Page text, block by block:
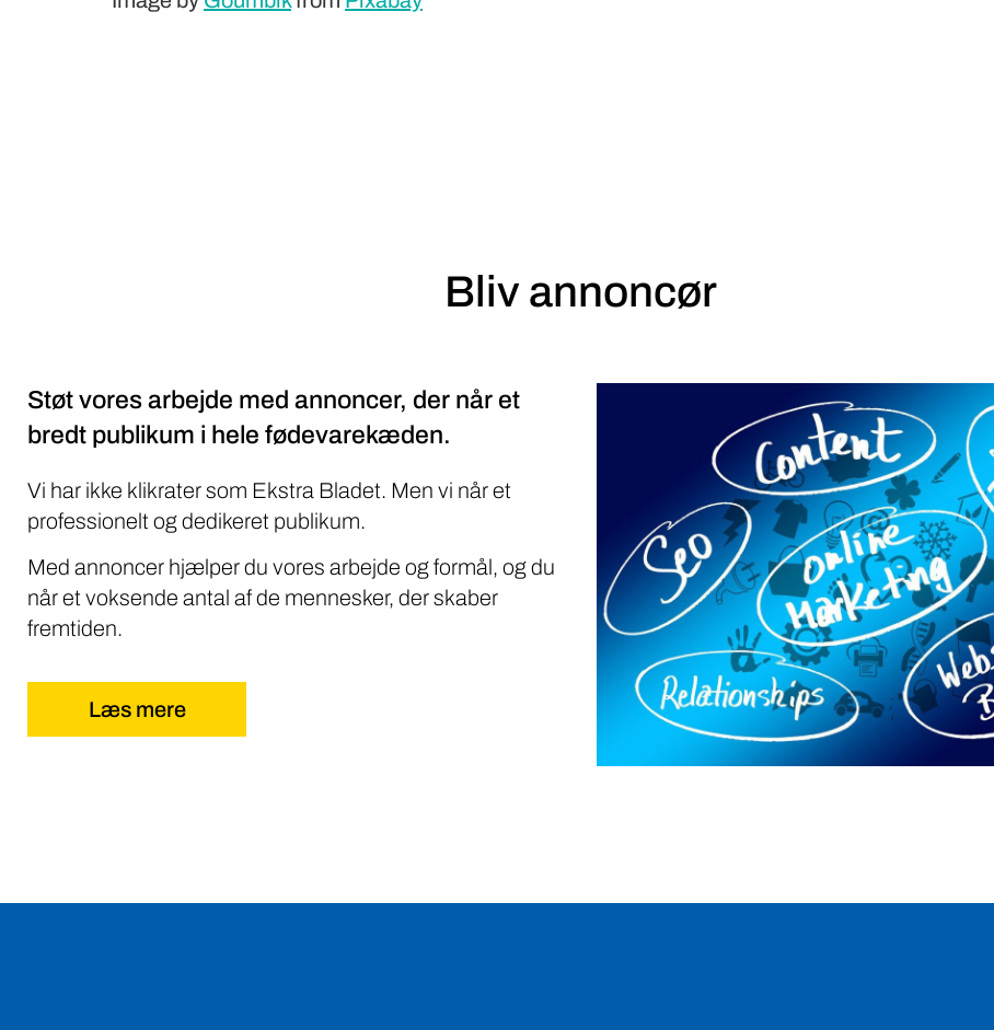
Bliv annoncør
Støt vores arbejde med annoncer, der når et
bredt publikum i hele fødevarekæden.
Vi har ikke klikrater som Ekstra Bladet. Men vi når et
professionelt og dedikeret publikum.
Med annoncer hjælper du vores arbejde og formål, og du
når et voksende antal af de mennesker, der skaber
fremtiden.
Læs mere